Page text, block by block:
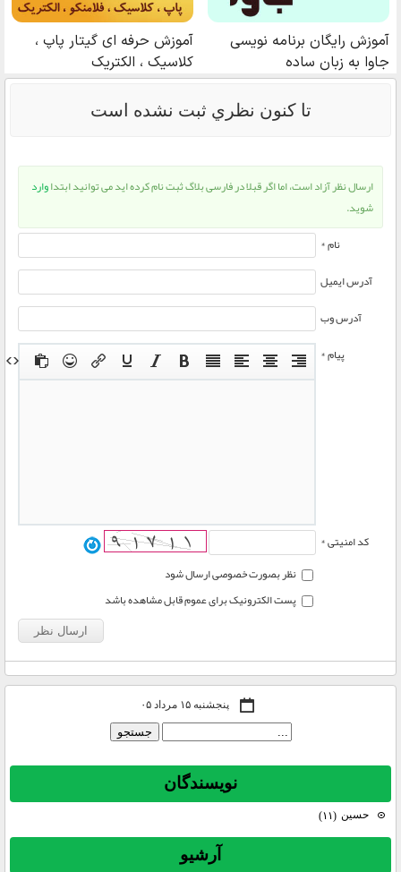
تا كنون نظري ثبت نشده است
ارسال نظر آزاد است، اما اگر قبلا در فارسی بلاگ ثبت نام کرده اید می توانید ابتداوارد
شوید.
نام *
آدرس ایمیل
آدرس وب
پیام *
کد امنیتی *
نظر بصورت خصوصی ارسال شود
پست الکترونیک برای عموم قابل مشاهده باشد
پنجشنبه ۱۵ مرداد ۰۵
نويسندگان
حسين (۱۱)
آرشيو